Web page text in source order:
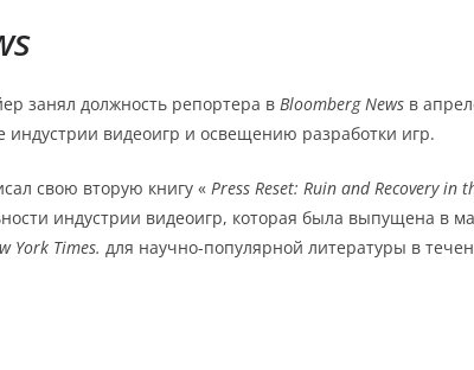
занял должность репортера в Bloomberg News в
видеоигр и освещению разработки игр.
свою вторую книгу « Press Reset: Ruin and Recovery in
индустрии видеоигр, которая была выпущена в
York Times. для научно-популярной литературы в